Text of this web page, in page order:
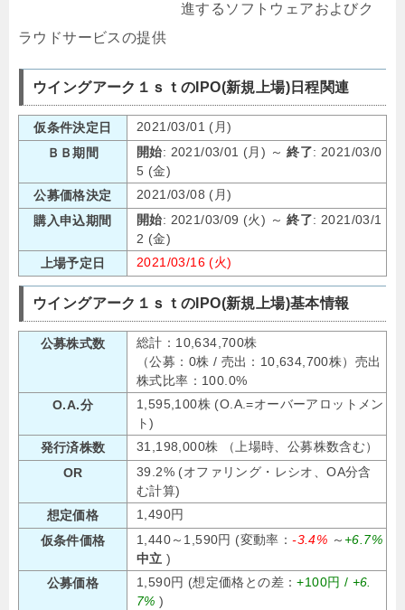
進するソフトウェアおよびク
ラウドサービスの提供
ウイングアーク１ｓｔのIPO(新規上場)日程関連
仮条件決定日
2021/03/01 (月)
ＢＢ期間
開始: 2021/03/01 (月) ～終了: 2021/03/0
5 (金)
公募価格決定
2021/03/08 (月)
購入申込期間
開始: 2021/03/09 (火) ～終了: 2021/03/1
2 (金)
上場予定日
2021/03/16 (火)
ウイングアーク１ｓｔのIPO(新規上場)基本情報
公募株式数
総計：10,634,700株
（公募：0株 / 売出：10,634,700株）売出
株式比率：100.0%
O.A.分
1,595,100株 (O.A.=オーバーアロットメン
ト)
発行済株数
31,198,000株 （上場時、公募株数含む）
OR
39.2% (オファリング・レシオ、OA分含
む計算)
想定価格
1,490円
仮条件価格
1,440～1,590円 (変動率：-3.4% ～+6.7%
中立 )
公募価格
1,590円 (想定価格との差：+100円 / +6.
7% )